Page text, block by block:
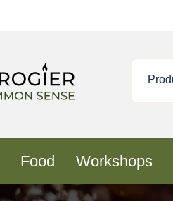
Food Workshops